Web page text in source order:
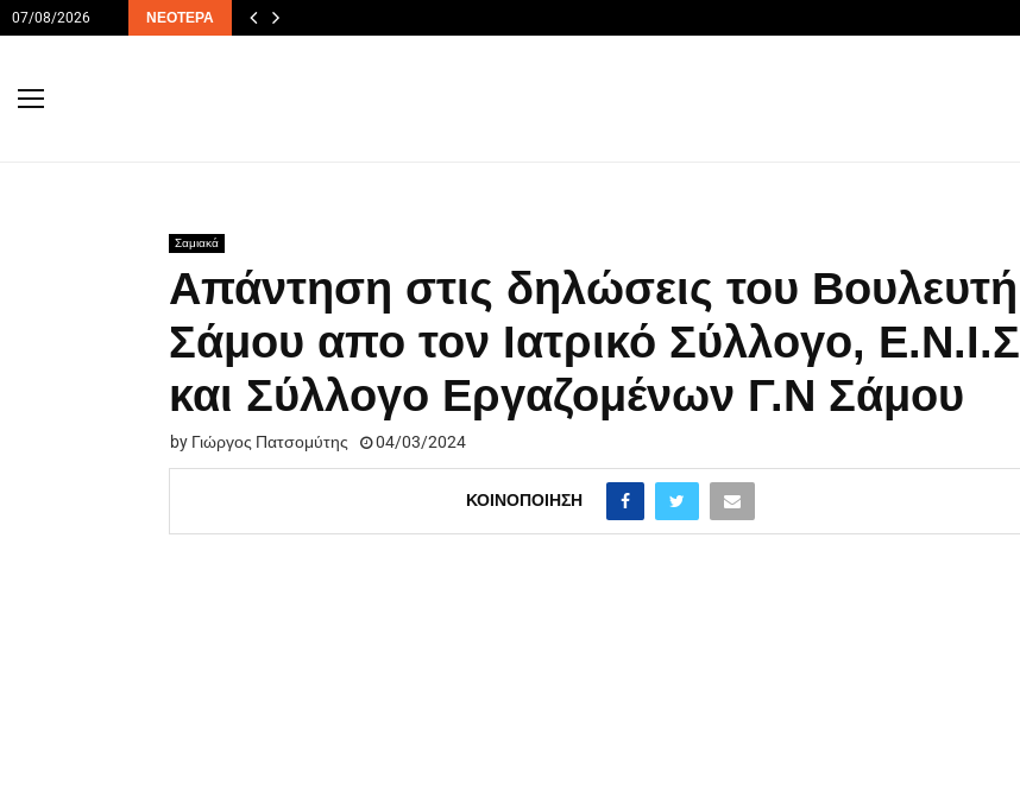
07/08/2026 ΝΕΌΤΕΡΑ
Σαμιακά
Απάντηση στις δηλώσεις του Βουλευτή
Σάμου απο τον Ιατρικό Σύλλογο, Ε.Ν.Ι.Σ
και Σύλλογο Εργαζομένων Γ.Ν Σάμου
by Γιώργος Πατσομύτης 04/03/2024
ΚΟΙΝΟΠΟΊΗΣΗ